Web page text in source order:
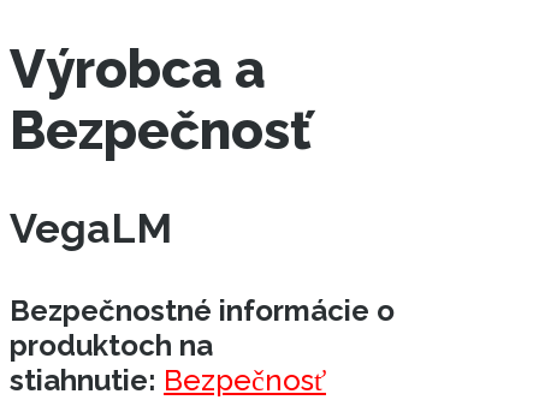
Výrobca a
Bezpečnosť
VegaLM
Bezpečnostné informácie o
produktoch na
stiahnutie: Bezpečnosť